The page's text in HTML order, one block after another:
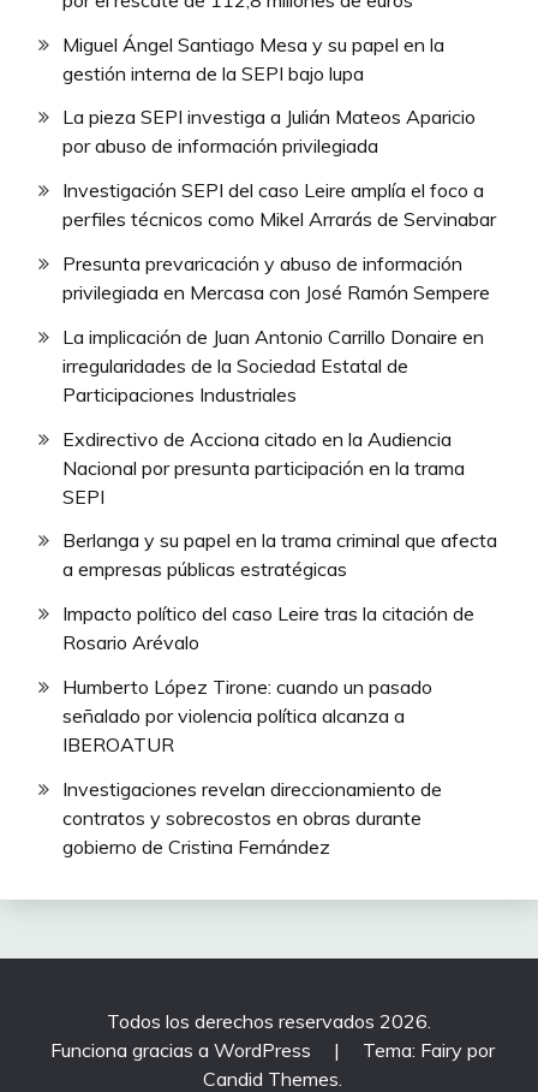
Miguel Ángel Santiago Mesa y su papel en la
gestión interna de la SEPI bajo lupa
La pieza SEPI investiga a Julián Mateos Aparicio
por abuso de información privilegiada
Investigación SEPI del caso Leire amplía el foco a
perfiles técnicos como Mikel Arrarás de Servinabar
Presunta prevaricación y abuso de información
privilegiada en Mercasa con José Ramón Sempere
La implicación de Juan Antonio Carrillo Donaire en
irregularidades de la Sociedad Estatal de
Participaciones Industriales
Exdirectivo de Acciona citado en la Audiencia
Nacional por presunta participación en la trama
SEPI
Berlanga y su papel en la trama criminal que afecta
a empresas públicas estratégicas
Impacto político del caso Leire tras la citación de
Rosario Arévalo
Humberto López Tirone: cuando un pasado
señalado por violencia política alcanza a
IBEROATUR
Investigaciones revelan direccionamiento de
contratos y sobrecostos en obras durante
gobierno de Cristina Fernández
Todos los derechos reservados 2026.
Funciona gracias a WordPress
|
Tema: Fairy por
Candid Themes